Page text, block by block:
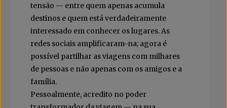
tensão — entre quem apenas acumula
destinos e quem está verdadeiramente
interessado em conhecer os lugares. As
redes sociais amplificaram-na; agora é
possível partilhar as viagens com milhares
de pessoas e não apenas com os amigos e a
família.
Pessoalmente, acredito no poder